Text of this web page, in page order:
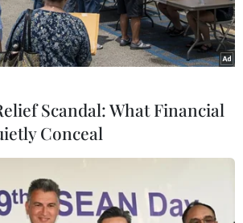
toàn cầu ECHELON của NSA. (Nguồn:
Scandal: What Financial
Conceal